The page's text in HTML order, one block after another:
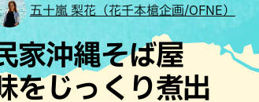
フレンチ
焼鳥・串料理
居酒屋・バー
公園
五十嵐 梨花（花千本槍企画/OFNE）
家沖縄そば屋
をじっくり煮出